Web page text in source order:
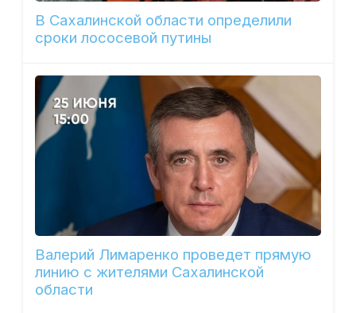
В Сахалинской области определили
сроки лососевой путины
Валерий Лимаренко проведет прямую
линию с жителями Сахалинской
области